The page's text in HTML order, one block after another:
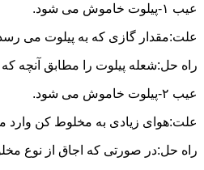
عیب ۱-پیلوت خاموش می شود.
علت:مقدار گازی که به پیلوت می
راه حل:شعله پیلوت را مطابق آنچه که
عیب ۲-پیلوت خاموش می شود.
علت:هوای زیادی به مخلوط کن وارد
راه حل:در صورتی که اجاق از نوع